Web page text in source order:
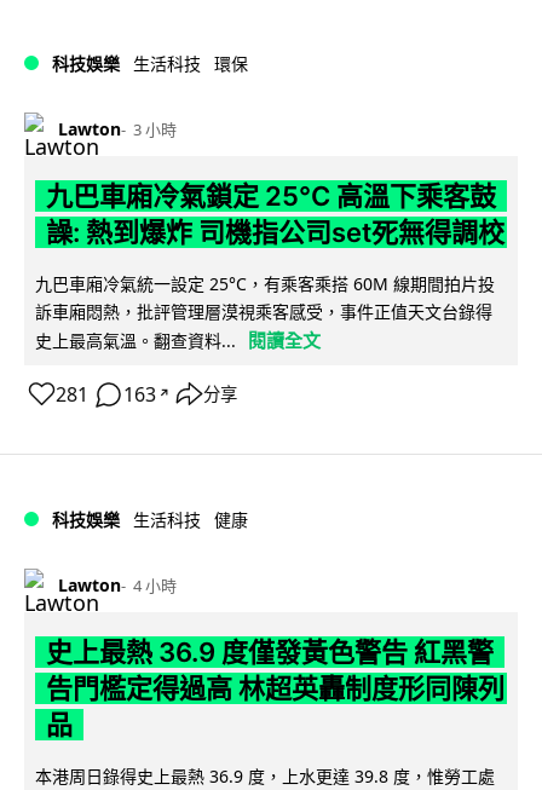
科技娛樂 生活科技 環保
Lawton 3 小時
九巴車廂冷氣鎖定 25°C 高溫下乘客鼓
譟: 熱到爆炸 司機指公司set死無得調校
九巴車廂冷氣統一設定 25°C，有乘客乘搭 60M 線期間拍片投
訴車廂悶熱，批評管理層漠視乘客感受，事件正值天文台錄得
史上最高氣溫。翻查資料...
閱讀全文
281 163 ↗ 分享
科技娛樂 生活科技 健康
Lawton 4 小時
史上最熱 36.9 度僅發黃色警告 紅黑警
告門檻定得過高 林超英轟制度形同陳列
品
本港周日錄得史上最熱 36.9 度，上水更達 39.8 度，惟勞工處